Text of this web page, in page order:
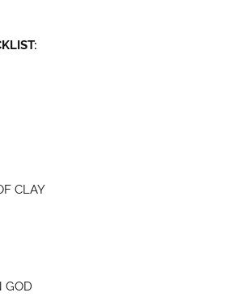
CLAY
GOD